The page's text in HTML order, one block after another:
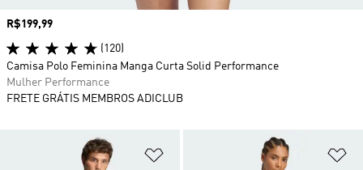
Adicionar à Lista de Desejos
Preço
R$199,99
(120)
Camisa Polo Feminina Manga Curta Solid Performance
Mulher Performance
FRETE GRÁTIS MEMBROS ADICLUB